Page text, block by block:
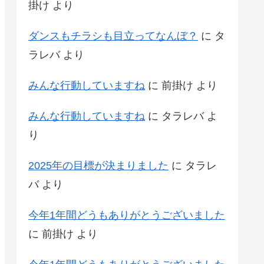
掛け より
ダンスもチラシも目立ってなんぼ？ に タ
ラレバより
みんな行動していますね に 前掛け より
みんな行動していますね に タラレバよ
り
2025年の目標が決まりました に タラレ
バより
今年1年間どうもありがとうございました
に 前掛け より